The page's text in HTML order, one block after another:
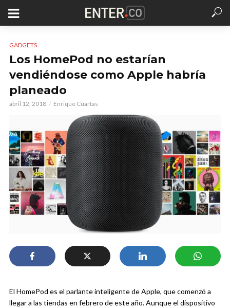
GADGETS
Los HomePod no estarían
vendiéndose como Apple habría
planeado
abril 12, 2018 Enrique Cuartas
El HomePod es el parlante inteligente de Apple, que comenzó a
llegar a las tiendas en febrero de este año. Aunque el dispositivo